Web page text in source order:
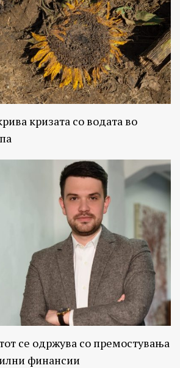
кризата со водата во
се одржува со премостувања
финансии